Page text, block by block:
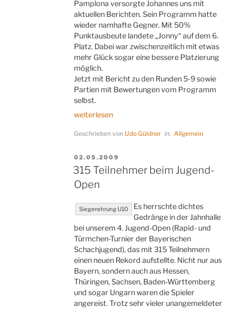
Pamplona versorgte Johannes uns mit
aktuellen Berichten. Sein Programm hatte
wieder namhafte Gegner. Mit 50%
Punktausbeute landete „Jonny“ auf dem 6.
Platz. Dabei war zwischenzeitlich mit etwas
mehr Glück sogar eine bessere Platzierung
möglich.
Jetzt mit Bericht zu den Runden 5-9 sowie
Partien mit Bewertungen vom Programm
selbst.
„Computerschach-
in
(Abschluss)“
weiterlesen
Geschrieben von Udo Güldner in:Allgemein
VERÖFFENTLICHT
AM
02.05.2009
315 Teilnehmer beim Jugend-
Open
Siegerehrung U10
Es herrschte dichtes
Gedränge in der Jahnhalle
bei unserem 4. Jugend-Open (Rapid- und
Türmchen-Turnier der Bayerischen
Schachjugend), das mit 315 Teilnehmern
einen neuen Rekord aufstellte. Nicht nur aus
Bayern, sondern auch aus Hessen,
Thüringen, Sachsen, Baden-Württemberg
und sogar Ungarn waren die Spieler
angereist. Trotz sehr vieler unangemeldeter